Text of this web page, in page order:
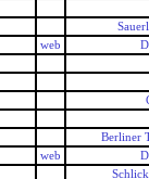
web
Berliner
web